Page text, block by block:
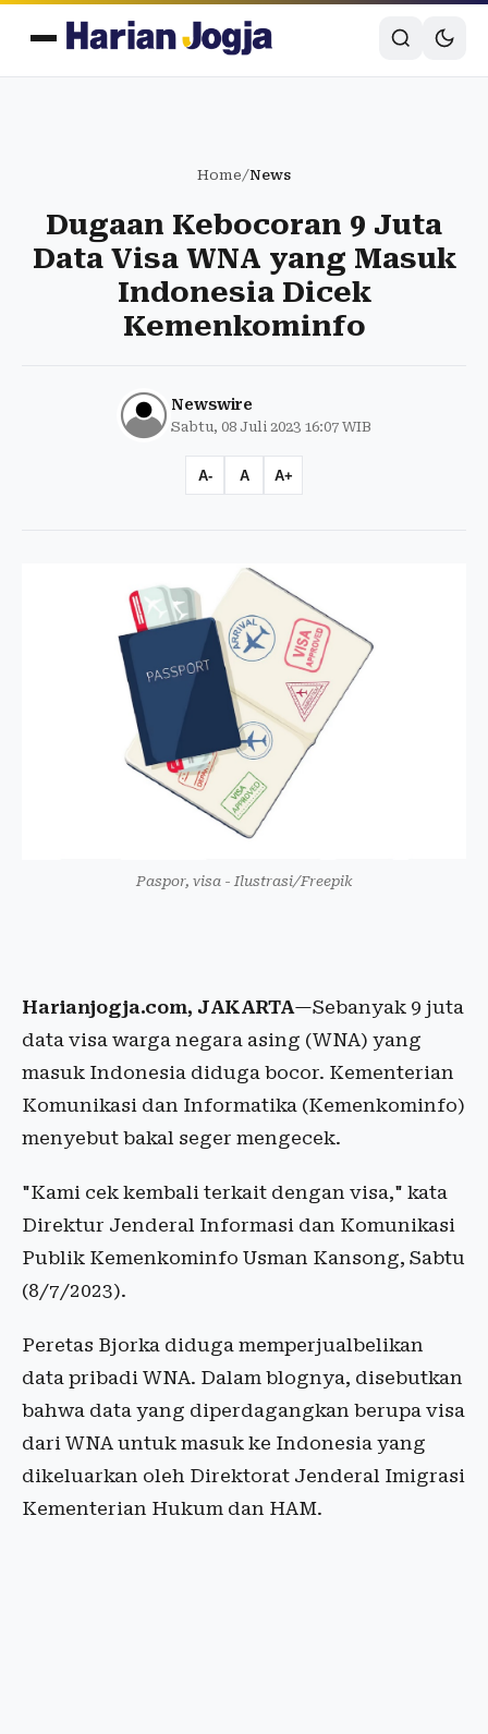
Home/News
Dugaan Kebocoran 9 Juta
Data Visa WNA yang Masuk
Indonesia Dicek
Kemenkominfo
Newswire
Sabtu, 08 Juli 2023 16:07 WIB
A- A A+
Paspor, visa - Ilustrasi/Freepik
Harianjogja.com, JAKARTA—Sebanyak 9 juta
data visa warga negara asing (WNA) yang
masuk Indonesia diduga bocor. Kementerian
Komunikasi dan Informatika (Kemenkominfo)
menyebut bakal seger mengecek.
"Kami cek kembali terkait dengan visa," kata
Direktur Jenderal Informasi dan Komunikasi
Publik Kemenkominfo Usman Kansong, Sabtu
(8/7/2023).
Peretas Bjorka diduga memperjualbelikan
data pribadi WNA. Dalam blognya, disebutkan
bahwa data yang diperdagangkan berupa visa
dari WNA untuk masuk ke Indonesia yang
dikeluarkan oleh Direktorat Jenderal Imigrasi
Kementerian Hukum dan HAM.